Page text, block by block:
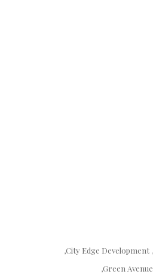
City Edge Development
Green Avenue